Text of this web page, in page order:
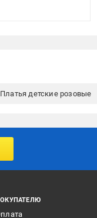
Платья детские розовые